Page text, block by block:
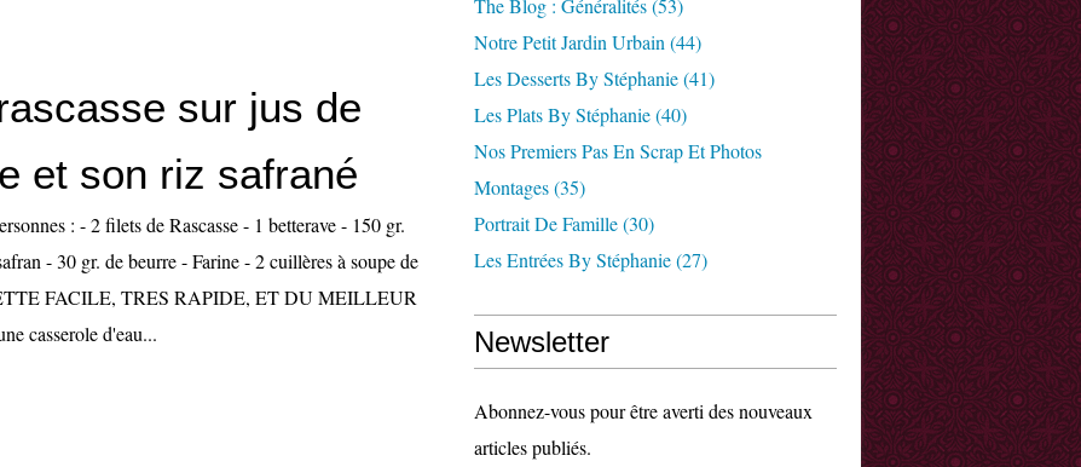
sur jus de
et son riz safrané
: - 2 filets de Rascasse - 1 betterave - 150 gr.
- 30 gr. de beurre - Farine - 2 cuillères à soupe de
FACILE, TRES RAPIDE, ET DU MEILLEUR
casserole d'eau...
The Blog : Généralités(53)
Notre Petit Jardin Urbain (44)
Les Desserts By Stéphanie(41)
Les Plats By Stéphanie(40)
Nos Premiers Pas En Scrap Et Photos
Montages(35)
Portrait De Famille(30)
Les Entrées By Stéphanie(27)
Newsletter
Abonnez-vous pour être averti des nouveaux
articles publiés.